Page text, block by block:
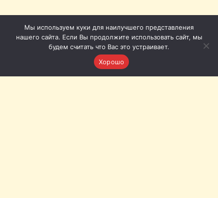
Мы используем куки для наилучшего представления
нашего сайта. Если Вы продолжите использовать сайт, мы
будем считать что Вас это устраивает.
Хорошо